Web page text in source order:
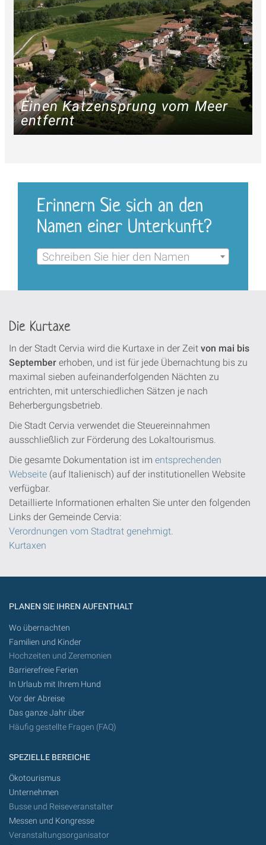
Einen Katzensprung vom Meer
entfernt
Erinnern Sie sich an den
Namen einer Unterkunft?
Schreiben Sie hier den Namen
Die Kurtaxe
In der Stadt Cervia wird die Kurtaxe in der Zeit von mai bis
September erhoben, und ist für jede Übernachtung bis zu
maximal sieben aufeinanderfolgenden Nächten zu
entrichten, mit unterschiedlichen Sätzen je nach
Beherbergungsbetrieb.
Die Stadt Cervia verwendet die Steuereinnahmen
ausschließlich zur Förderung des Lokaltourismus.
Die gesamte Dokumentation ist im entsprechenden
Webseite (auf Italienisch) auf der institutionellen Website
verfügbar.
Detaillierte Informationen erhalten Sie unter den folgenden
Links der Gemeinde Cervia:
Verordnungen vom Stadtrat genehmigt.
Kurtaxen
PLANEN SIE IHREN AUFENTHALT
Wo übernachten
Familien und Kinder
Hochzeiten und Zeremonien
Barrierefreie Ferien
In Urlaub mit Ihrem Hund
Vor der Abreise
Das ganze Jahr über
Häufig gestellte Fragen (FAQ)
SPEZIELLE BEREICHE
Ökotourismus
Unternehmen
Busse und Reiseveranstalter
Messen und Kongresse
Veranstaltungsorganisator